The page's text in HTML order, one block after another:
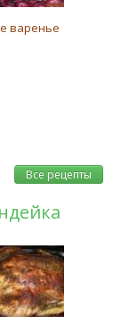
варенье
Все рецепты